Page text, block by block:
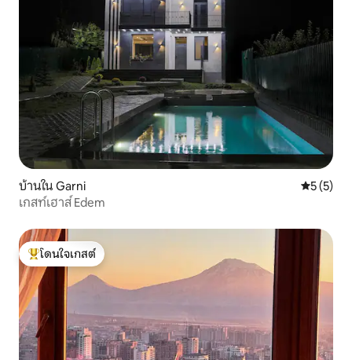
บ้านใน Garni คะแนนเฉ
5 (5)
เกสท์เฮาส์ Edem
โดนใจเกสต์ที่สุด
โดนใจเกสต์